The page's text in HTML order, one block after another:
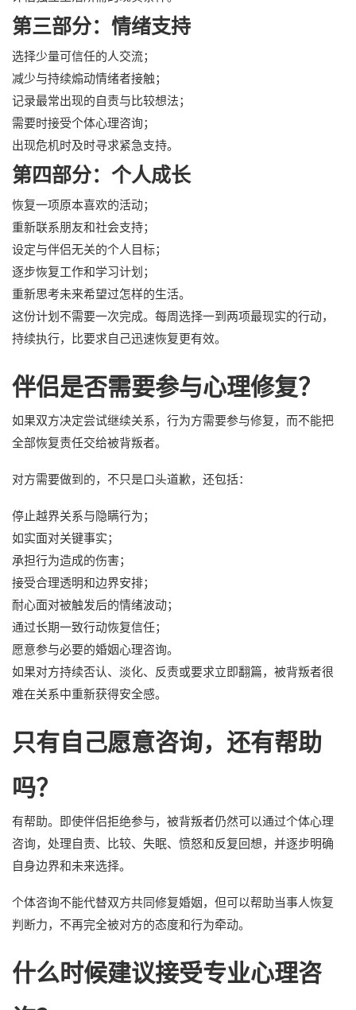
第三部分：情绪支持
选择少量可信任的人交流；
减少与持续煽动情绪者接触；
记录最常出现的自责与比较想法；
需要时接受个体心理咨询；
出现危机时及时寻求紧急支持。
第四部分：个人成长
恢复一项原本喜欢的活动；
重新联系朋友和社会支持；
设定与伴侣无关的个人目标；
逐步恢复工作和学习计划；
重新思考未来希望过怎样的生活。
这份计划不需要一次完成。每周选择一到两项最现实的行动，
持续执行，比要求自己迅速恢复更有效。
伴侣是否需要参与心理修复？
如果双方决定尝试继续关系，行为方需要参与修复，而不能把
全部恢复责任交给被背叛者。
对方需要做到的，不只是口头道歉，还包括：
停止越界关系与隐瞒行为；
如实面对关键事实；
承担行为造成的伤害；
接受合理透明和边界安排；
耐心面对被触发后的情绪波动；
通过长期一致行动恢复信任；
愿意参与必要的婚姻心理咨询。
如果对方持续否认、淡化、反责或要求立即翻篇，被背叛者很
难在关系中重新获得安全感。
只有自己愿意咨询，还有帮助
吗？
有帮助。即使伴侣拒绝参与，被背叛者仍然可以通过个体心理
咨询，处理自责、比较、失眠、愤怒和反复回想，并逐步明确
自身边界和未来选择。
个体咨询不能代替双方共同修复婚姻，但可以帮助当事人恢复
判断力，不再完全被对方的态度和行为牵动。
什么时候建议接受专业心理咨